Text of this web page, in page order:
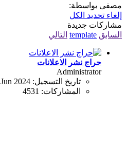
مصفى بواسطة:
إلغاء تحديد الكل
مشاركات جديدة
السابق template التالي
حراج نشر الاعلانات
Administrator
تاريخ التسجيل: Jun 2024
المشاركات: 4531